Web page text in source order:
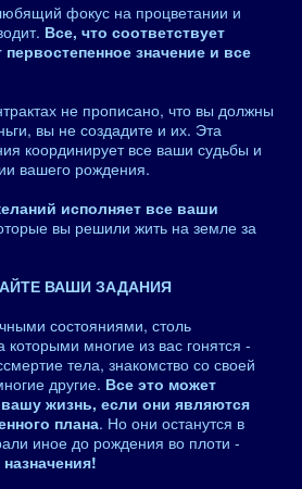
фокус на процветании и
Все, что соответствует
значение и все
не прописано, что вы должны
вы не создадите и их. Эта
координирует все ваши судьбы и
вашего рождения.
исполняет все ваши
вы решили жить на земле за
ВАШИ ЗАДАНИЯ
состояниями, столь
многие из вас гонятся -
тела, знакомство со своей
другие. Все это может
жизнь, если они являются
плана. Но они останутся в
иное до рождения во плоти -